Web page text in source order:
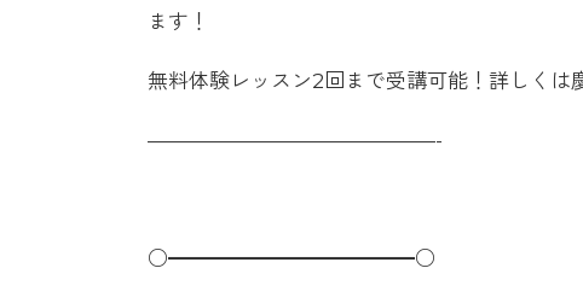
ます！
無料体験レッスン2回まで受講可能！詳しくは
——————————————-
○━━━━━━━━━━━━○